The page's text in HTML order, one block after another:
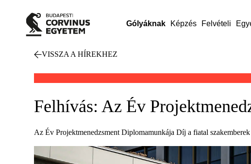
Gólyáknak Képzés Felvételi
VISSZA A HÍREKHEZ
Felhívás: Az Év
Az Év Projektmenedzsment Diplomamunkája Díj a fiatal